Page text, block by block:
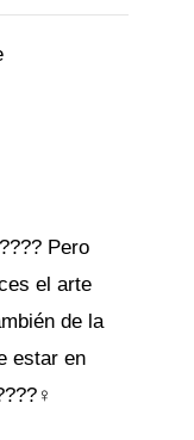
Pero
el arte
de la
estar en